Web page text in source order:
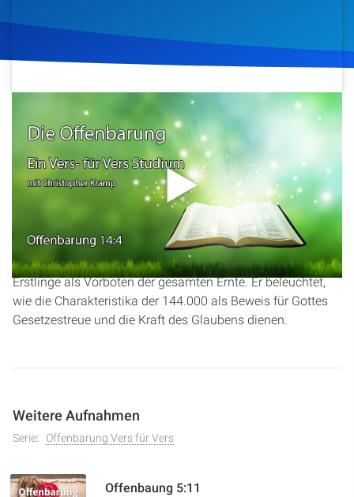
27. November 2014 727Klicks
In diesem Teil des Offenbarungsseminars wird der Vers
14,4 aus der Offenbarung behandelt, der von den 144.000
spricht. Christopher Kramp erklärt die Bedeutung des
Erkauftseins durch das Blut Jesu und die Rolle der
Erstlinge als Vorboten der gesamten Ernte. Er beleuchtet,
wie die Charakteristika der 144.000 als Beweis für Gottes
Gesetzestreue und die Kraft des Glaubens dienen.
Weitere Aufnahmen
Serie: Offenbarung Vers für Vers
Offenbaung 5:11
Studienzentrum
Über Uns
Kontakt
Spenden